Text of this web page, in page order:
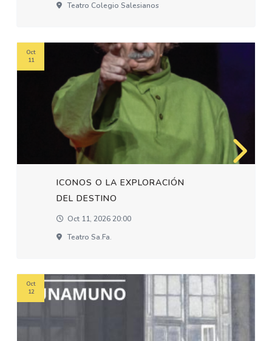
Teatro Colegio Salesianos
ICONOS O LA EXPLORACIÓN
DEL DESTINO
Oct 11, 2026 20:00
Teatro Sa.fa.
Oct
11
Oct
12